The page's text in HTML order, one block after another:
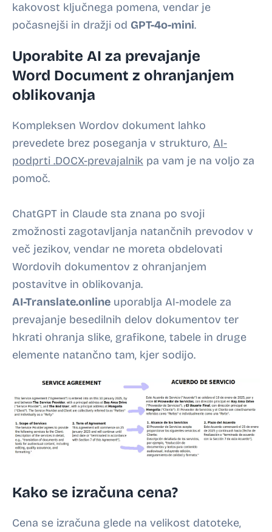
kakovost ključnega pomena, vendar je
počasnejši in dražji od GPT-4o-mini.
Uporabite AI za prevajanje
Word Document z ohranjanjem
oblikovanja
Kompleksen Wordov dokument lahko
prevedete brez poseganja v strukturo, AI-
podprti .DOCX-prevajalnik pa vam je na voljo za
pomoč.
ChatGPT in Claude sta znana po svoji
zmožnosti zagotavljanja natančnih prevodov v
več jezikov, vendar ne moreta obdelovati
Wordovih dokumentov z ohranjanjem
postavitve in oblikovanja.
AI-Translate.online uporablja AI-modele za
prevajanje besedilnih delov dokumentov ter
hkrati ohranja slike, grafikone, tabele in druge
elemente natančno tam, kjer sodijo.
Kako se izračuna cena?
Cena se izračuna glede na velikost datoteke,